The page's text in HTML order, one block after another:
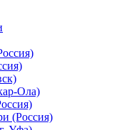
Ола)
(Россия)